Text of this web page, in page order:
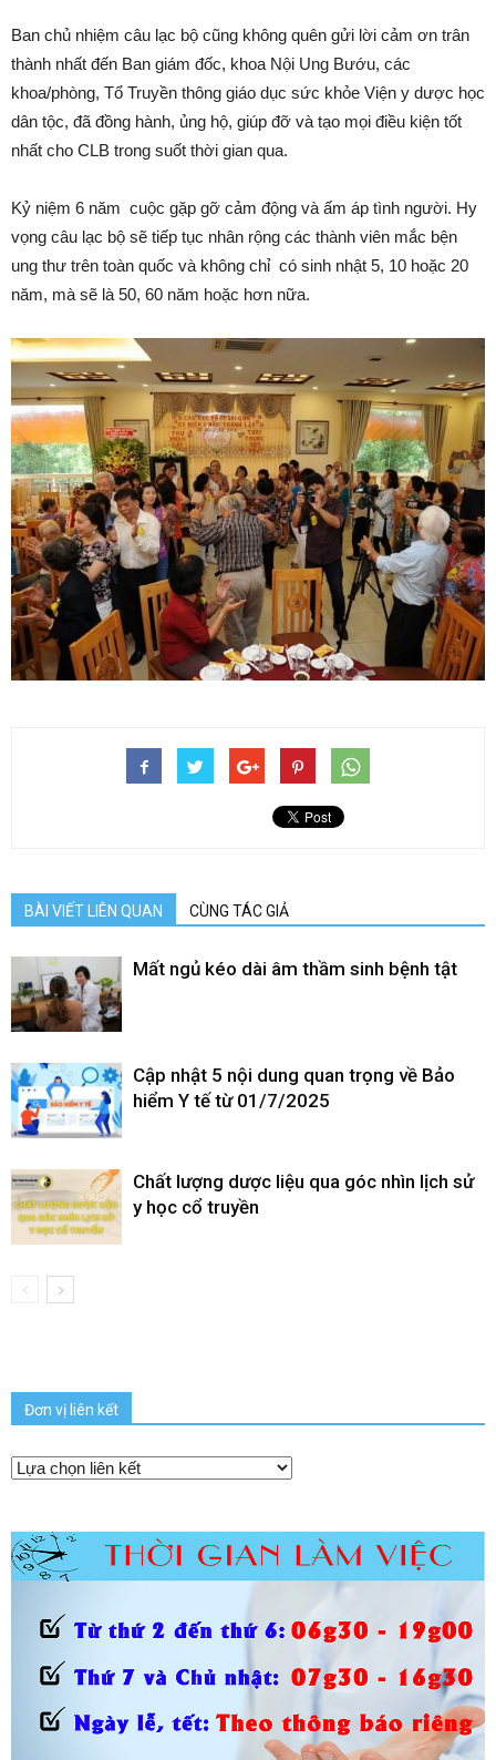
Ban chủ nhiệm câu lạc bộ cũng không quên gửi lời cảm ơn trân
thành nhất đến Ban giám đốc, khoa Nội Ung Bướu, các
khoa/phòng, Tổ Truyền thông giáo dục sức khỏe Viện y dược học
dân tộc, đã đồng hành, ủng hộ, giúp đỡ và tạo mọi điều kiện tốt
nhất cho CLB trong suốt thời gian qua.
Kỷ niệm 6 năm cuộc gặp gỡ cảm động và ấm áp tình người. Hy
vọng câu lạc bộ sẽ tiếp tục nhân rộng các thành viên mắc bện
ung thư trên toàn quốc và không chỉ có sinh nhật 5, 10 hoặc 20
năm, mà sẽ là 50, 60 năm hoặc hơn nữa.
BÀI VIẾT LIÊN QUAN CÙNG TÁC GIẢ
Mất ngủ kéo dài âm thầm sinh bệnh tật
Cập nhật 5 nội dung quan trọng về Bảo
hiểm Y tế từ 01/7/2025
Chất lượng dược liệu qua góc nhìn lịch sử
y học cổ truyền
Đơn vị liên kết